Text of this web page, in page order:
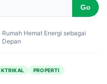
Rumah Hemat Energi sebagai
Depan
PROPERTI